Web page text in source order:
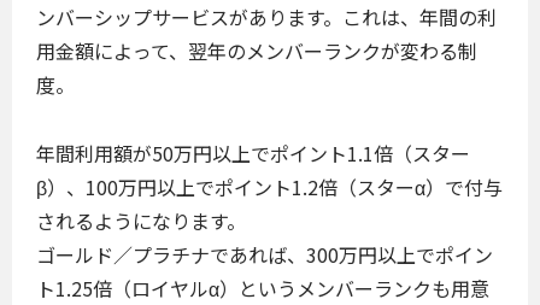
ンバーシップサービスがあります。これは、年間の利
用金額によって、翌年のメンバーランクが変わる制
度。
年間利用額が50万円以上でポイント1.1倍（スター
β）、100万円以上でポイント1.2倍（スターα）で付与
されるようになります。
ゴールド／プラチナであれば、300万円以上でポイン
ト1.25倍（ロイヤルα）というメンバーランクも用意